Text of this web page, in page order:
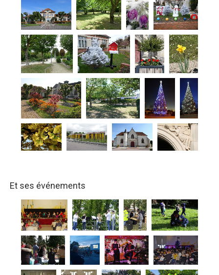
Et ses événements